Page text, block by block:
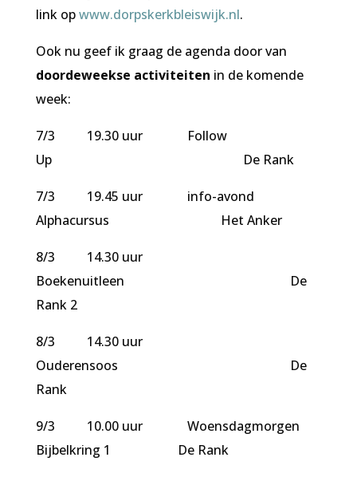
link opwww.dorpskerkbleiswijk.nl.
Ook nu geef ik graag de agenda door van
doordeweekse activiteiten in de komende
week:
7/3 19.30 uur Follow
Up De Rank
7/3 19.45 uur info-avond
Alphacursus Het Anker
8/3 14.30 uur
Boekenuitleen De
Rank 2
8/3 14.30 uur
Ouderensoos De
Rank
9/3 10.00 uur Woensdagmorgen
Bijbelkring 1 De Rank